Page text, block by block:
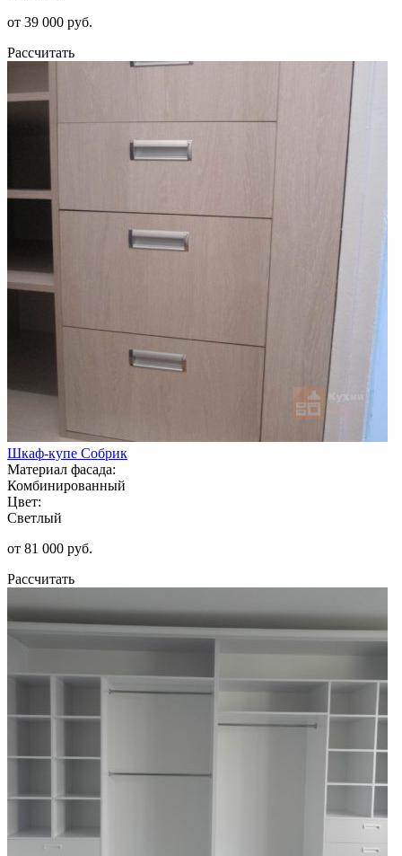
от 39 000 руб.
Рассчитать
Шкаф-купе Собрик
Материал фасада:
Комбинированный
Цвет:
Светлый
от 81 000 руб.
Рассчитать